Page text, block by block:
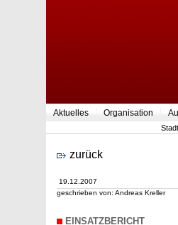
Aktuelles Organisation
Stadt
zurück
19.12.2007
geschrieben von: Andreas Kreller
EINSATZBERICHT